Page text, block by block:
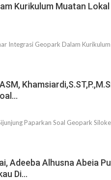
Kurikulum Muatan
Integrasi Geopark Dalam
Paparkan Soal Geopark
Adeeba Alhusna Abeia
Di…